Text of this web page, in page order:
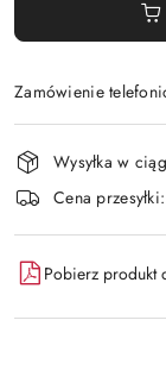
Zamówienie
Dostępność
i
dostawa
Wysyłka w
Cena przesyłki:
Pobierz produkt